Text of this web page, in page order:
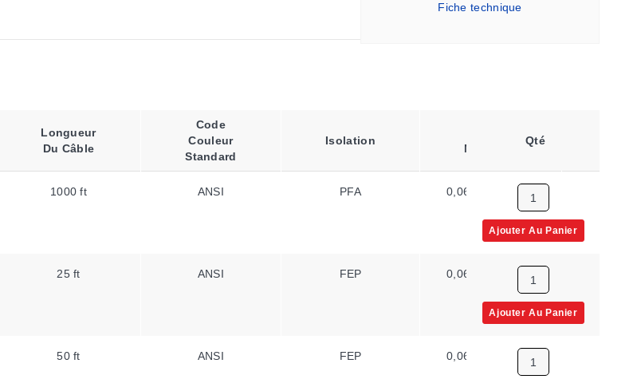
Fiche technique
Longueur
Du Câble
Code
Couleur
Standard
Isolation
Nominale
Qté
1000 ft ANSI PFA 0,068 x 0,116 po
Ajouter Au Panier
25 ft ANSI FEP 0,068 x 0,116 po
Ajouter Au Panier
50 ft ANSI FEP 0,068 x 0,116 po